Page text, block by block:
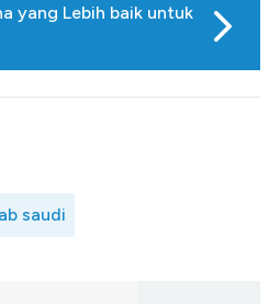
yang Lebih baik untuk
saudi